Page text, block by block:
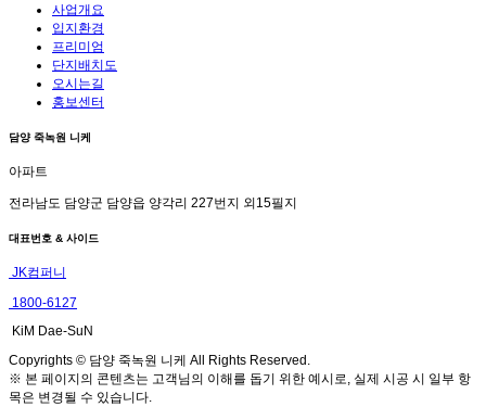
사업개요
입지환경
프리미엄
단지배치도
오시는길
홍보센터
담양 죽녹원 니케
아파트
전라남도 담양군 담양읍 양각리 227번지 외15필지
대표번호 & 사이드
JK컴퍼니
1800-6127
KiM Dae-SuN
Copyrights © 담양 죽녹원 니케 All Rights Reserved.
※ 본 페이지의 콘텐츠는 고객님의 이해를 돕기 위한 예시로, 실제 시공 시 일부 항
목은 변경될 수 있습니다.